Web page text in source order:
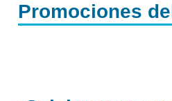
Promociones